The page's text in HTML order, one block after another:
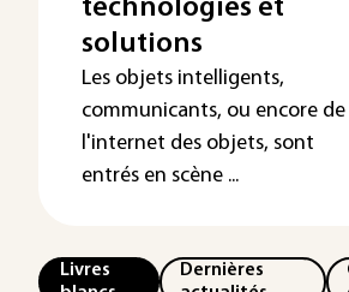
technologies et
solutions
Les objets intelligents,
communicants, ou encore de
l'internet des objets, sont
entrés en scène ...
Livres
Dernières